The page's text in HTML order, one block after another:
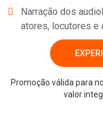
Narração dos
atores, locutores e
Promoção válida para
valor